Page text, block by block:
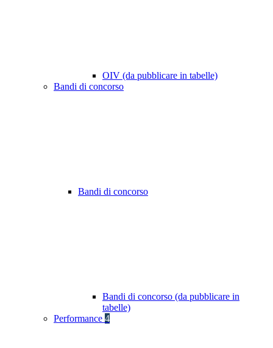
OIV (da pubblicare in tabelle)
Bandi di concorso
Bandi di concorso
Bandi di concorso (da pubblicare in
tabelle)
Performance 4